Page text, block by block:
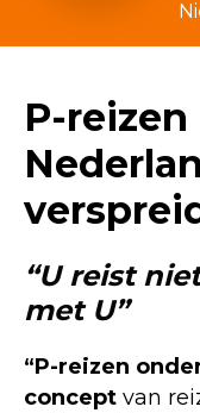
P-reizen
“U reist
met U”
“P-reizen
concept van